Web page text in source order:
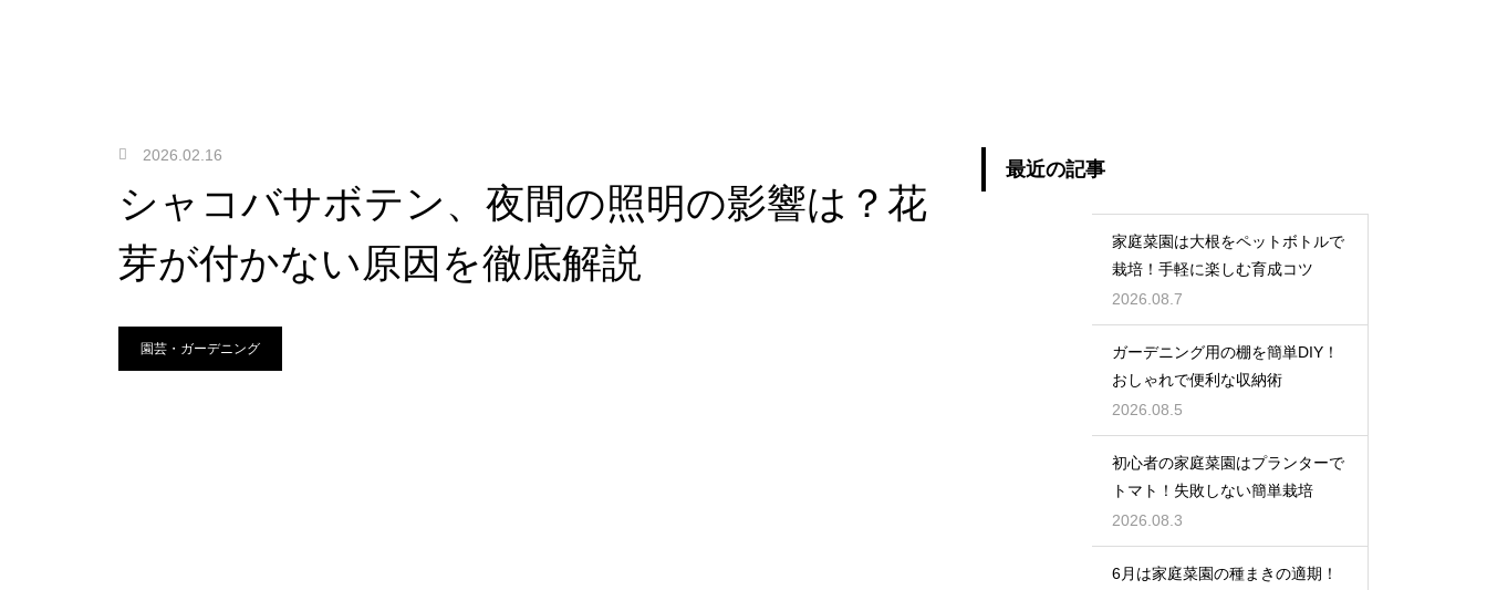
2026.02.16
シャコバサボテン、夜間の照明の影響は？花
芽が付かない原因を徹底解説
園芸・ガーデニング
最近の記事
家庭菜園は大根をペットボトルで
栽培！手軽に楽しむ育成コツ
2026.08.7
ガーデニング用の棚を簡単DIY！
おしゃれで便利な収納術
2026.08.5
初心者の家庭菜園はプランターで
トマト！失敗しない簡単栽培
2026.08.3
6月は家庭菜園の種まきの適期！